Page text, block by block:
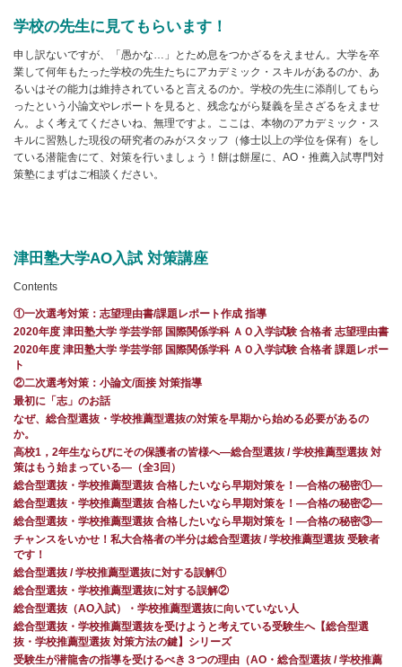
学校の先生に見てもらいます！
申し訳ないですが、「愚かな…」とため息をつかざるをえません。大学を卒
業して何年もたった学校の先生たちにアカデミック・スキルがあるのか、あ
るいはその能力は維持されていると言えるのか。学校の先生に添削してもら
ったという小論文やレポートを見ると、残念ながら疑義を呈さざるをえませ
ん。よく考えてくださいね、無理ですよ。ここは、本物のアカデミック・ス
キルに習熟した現役の研究者のみがスタッフ（修士以上の学位を保有）をし
ている潜龍舎にて、対策を行いましょう！餅は餅屋に、AO・推薦入試専門対
策塾にまずはご相談ください。
津田塾大学AO入試 対策講座
Contents
①一次選考対策：志望理由書/課題レポート作成 指導
2020年度 津田塾大学 学芸学部 国際関係学科 ＡＯ入学試験 合格者 志望理由書
2020年度 津田塾大学 学芸学部 国際関係学科 ＡＯ入学試験 合格者 課題レポー
ト
②二次選考対策：小論文/面接 対策指導
最初に「志」のお話
なぜ、総合型選抜・学校推薦型選抜の対策を早期から始める必要があるの
か。
高校1，2年生ならびにその保護者の皆様へ―総合型選抜 / 学校推薦型選抜 対
策はもう始まっている―（全3回）
総合型選抜・学校推薦型選抜 合格したいなら早期対策を！—合格の秘密①—
総合型選抜・学校推薦型選抜 合格したいなら早期対策を！—合格の秘密②—
総合型選抜・学校推薦型選抜 合格したいなら早期対策を！—合格の秘密③—
チャンスをいかせ！私大合格者の半分は総合型選抜 / 学校推薦型選抜 受験者
です！
総合型選抜 / 学校推薦型選抜に対する誤解①
総合型選抜・学校推薦型選抜に対する誤解②
総合型選抜（AO入試）・学校推薦型選抜に向いていない人
総合型選抜・学校推薦型選抜を受けようと考えている受験生へ【総合型選
抜・学校推薦型選抜 対策方法の鍵】シリーズ
受験生が潜龍舎の指導を受けるべき３つの理由（AO・総合型選抜 / 学校推薦